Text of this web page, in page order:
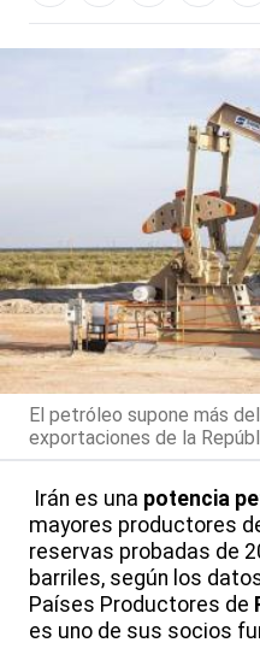
El petróleo supone más
exportaciones de la
Irán es una potencia
mayores productores
reservas probadas de
barriles, según los
Países Productores de
es uno de sus socios